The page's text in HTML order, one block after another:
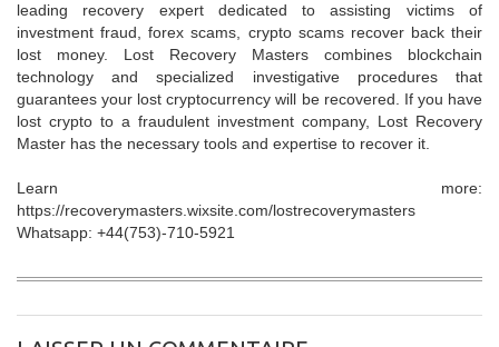
leading recovery expert dedicated to assisting victims of
investment fraud, forex scams, crypto scams recover back their
lost money. Lost Recovery Masters combines blockchain
technology and specialized investigative procedures that
guarantees your lost cryptocurrency will be recovered. If you have
lost crypto to a fraudulent investment company, Lost Recovery
Master has the necessary tools and expertise to recover it.
Learn more:
https://recoverymasters.wixsite.com/lostrecoverymasters
Whatsapp: +44(753)-710-5921